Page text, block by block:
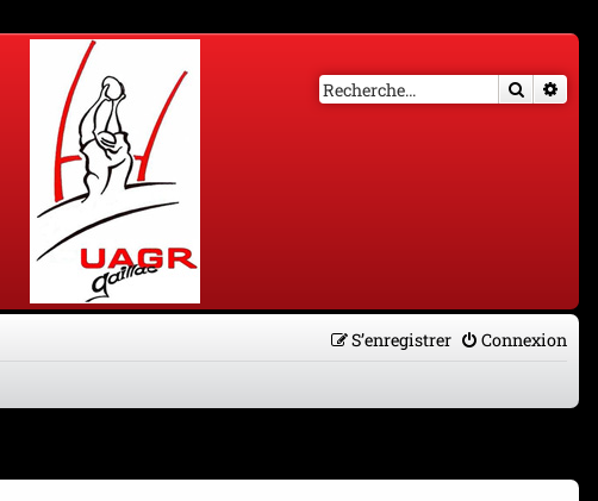
Connexion
S’enregistrer